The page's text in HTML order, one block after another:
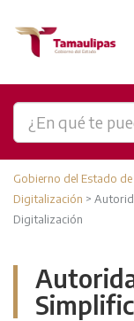
Gobierno del Estado
Digitalización >
Digitalización